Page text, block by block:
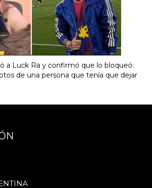
a Luck Ra y confirmó que lo bloqueó:
de una persona que tenía que dejar